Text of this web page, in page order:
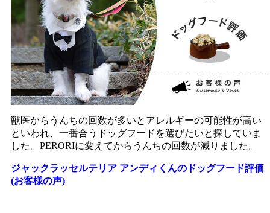
獣医からうんちの回数が多いとアレルギーの可能性が高い
といわれ、一番合うドッグフードを選びたいと探していま
した。PERORIに変えてからうんちの回数が減りました。
ジャックラッセルテリア アンディくんのドッグフード評価
(お客様の声)